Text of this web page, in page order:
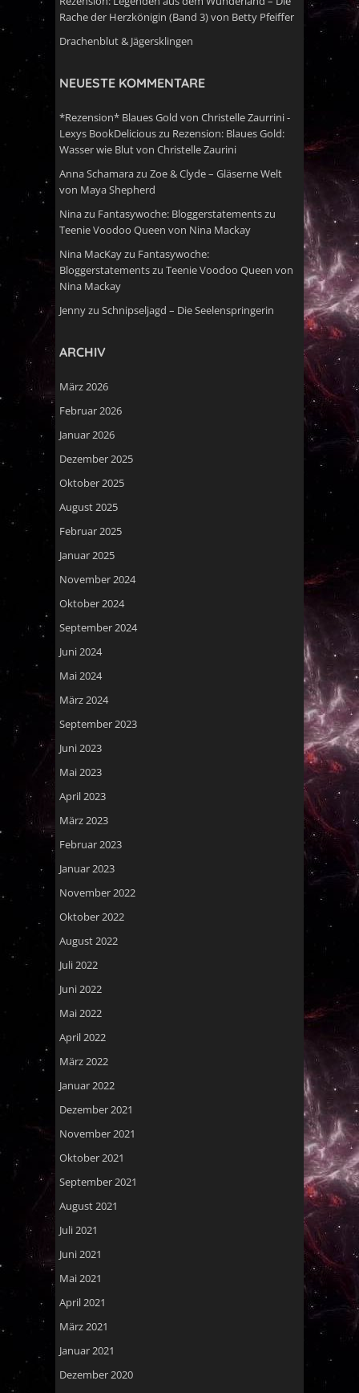
Rache der Herzkönigin (Band 3) von Betty Pfeiffer
Drachenblut & Jägersklingen
NEUESTE KOMMENTARE
*Rezension* Blaues Gold von Christelle Zaurrini -
Lexys BookDeliciouszu Rezension: Blaues Gold:
Wasser wie Blut von Christelle Zaurini
Anna Schamarazu Zoe & Clyde – Gläserne Welt
von Maya Shepherd
Ninazu Fantasywoche: Bloggerstatements zu
Teenie Voodoo Queen von Nina Mackay
Nina MacKayzu Fantasywoche:
Bloggerstatements zu Teenie Voodoo Queen von
Nina Mackay
Jennyzu Schnipseljagd – Die Seelenspringerin
ARCHIV
März 2026
Februar 2026
Januar 2026
Dezember 2025
Oktober 2025
August 2025
Februar 2025
Januar 2025
November 2024
Oktober 2024
September 2024
Juni 2024
Mai 2024
März 2024
September 2023
Juni 2023
Mai 2023
April 2023
März 2023
Februar 2023
Januar 2023
November 2022
Oktober 2022
August 2022
Juli 2022
Juni 2022
Mai 2022
April 2022
März 2022
Januar 2022
Dezember 2021
November 2021
Oktober 2021
September 2021
August 2021
Juli 2021
Juni 2021
Mai 2021
April 2021
März 2021
Januar 2021
Dezember 2020